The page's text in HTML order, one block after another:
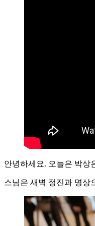
안녕하세요. 오늘은 박상
스님은 새벽 정진과 명상